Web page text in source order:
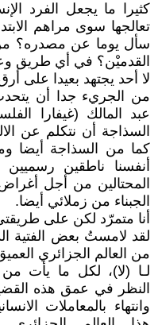
كثيرا ما يجعل الفرد
تعالجها سوى مراهم
سأل يوما عن مصدره؟
القدميْن؟ في أي طريق
لا أحد يجتهد بعيدا على
من الجريء جدا أن
عبد المالك (غيفارا
السذاجة أن نتكلم عن
كما من السذاجة أيضا
أنفسنا ناطقين
المحتالين من أجل
الجبناء من زملائي أيضا.
أنا متمرّد لكن على
لقد لامستُ بعض الفتية
من العالم الجزائري
لـا (لا)، لكل ما يأت من
النظر في عمق هذه
وانتهاء بالمعاملات